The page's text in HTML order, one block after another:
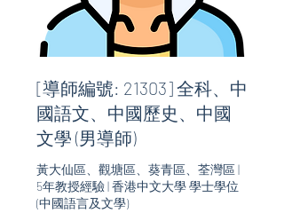
[導師編號: 21303] 全科、中
國語文、中國歷史、中國
文學 (男導師)
黃大仙區、觀塘區、葵青區、荃灣區 |
5年教授經驗 | 香港中文大學 學士學位
(中國語言及文學)